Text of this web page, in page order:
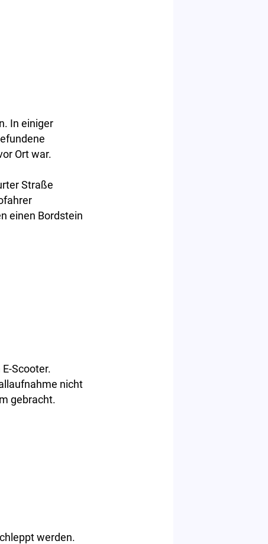
In einiger
Ort war.
Straße
einen Bordstein
Scooter.
nicht
gebracht.
werden.